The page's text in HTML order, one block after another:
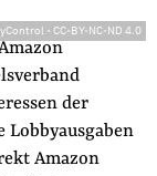
-CC-BY-NC-ND 4.0
der
Amazon